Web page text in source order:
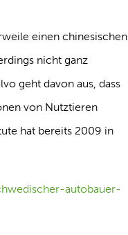
einen chinesischen
nicht ganz
geht davon aus, dass
von Nutztieren
hat bereits 2009 in
autobauer-